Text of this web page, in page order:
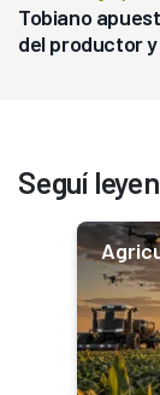
Tobiano
del productor
Seguí